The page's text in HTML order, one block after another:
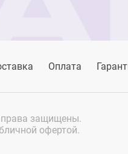
Оплата
права защищены.
офертой.